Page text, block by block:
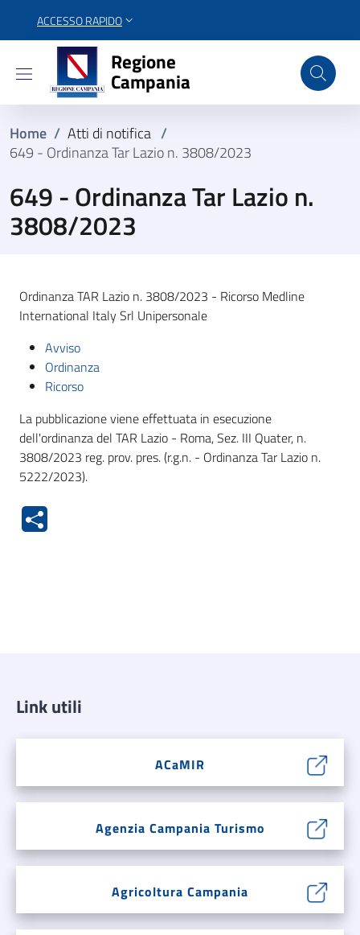
ACCESSO RAPIDO
Regione Campania
Regione
Campania
Home / Atti di notifica /
649 - Ordinanza Tar Lazio n. 3808/2023
649 - Ordinanza Tar Lazio n.
3808/2023
Ordinanza TAR Lazio n. 3808/2023 - Ricorso Medline
International Italy Srl Unipersonale
Avviso
Ordinanza
Ricorso
La pubblicazione viene effettuata in esecuzione
dell'ordinanza del TAR Lazio - Roma, Sez. III Quater, n.
3808/2023 reg. prov. pres. (r.g.n. - Ordinanza Tar Lazio n.
5222/2023).
Link utili
ACaMIR
Agenzia Campania Turismo
Agricoltura Campania